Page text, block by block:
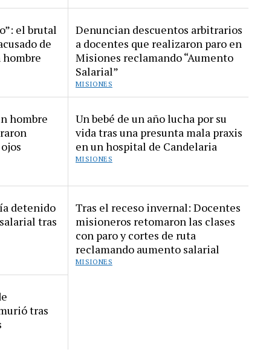
el brutal
de
hombre
Denuncian descuentos arbitrarios
a docentes que realizaron paro en
Misiones reclamando “Aumento
Salarial”
MISIONES
hombre
Un bebé de un año lucha por su
vida tras una presunta mala praxis
en un hospital de Candelaria
MISIONES
detenido
tras
Tras el receso invernal: Docentes
misioneros retomaron las clases
con paro y cortes de ruta
reclamando aumento salarial
MISIONES
tras